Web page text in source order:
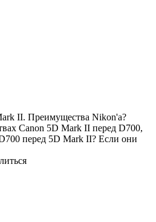
II. Преимущества Nikon'а?
Canon 5D Mark II перед D700,
перед 5D Mark II? Если они